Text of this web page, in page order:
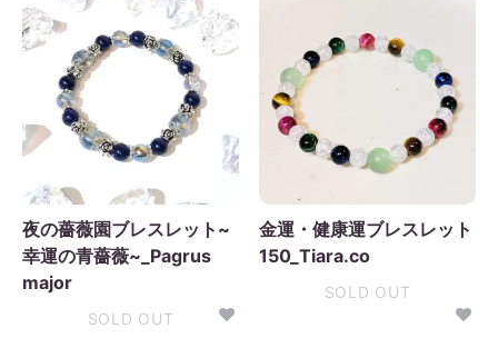
夜の薔薇園ブレスレット~
幸運の青薔薇~_Pagrus
major
SOLD OUT
金運・健康運ブレスレット
150_Tiara.co
SOLD OUT